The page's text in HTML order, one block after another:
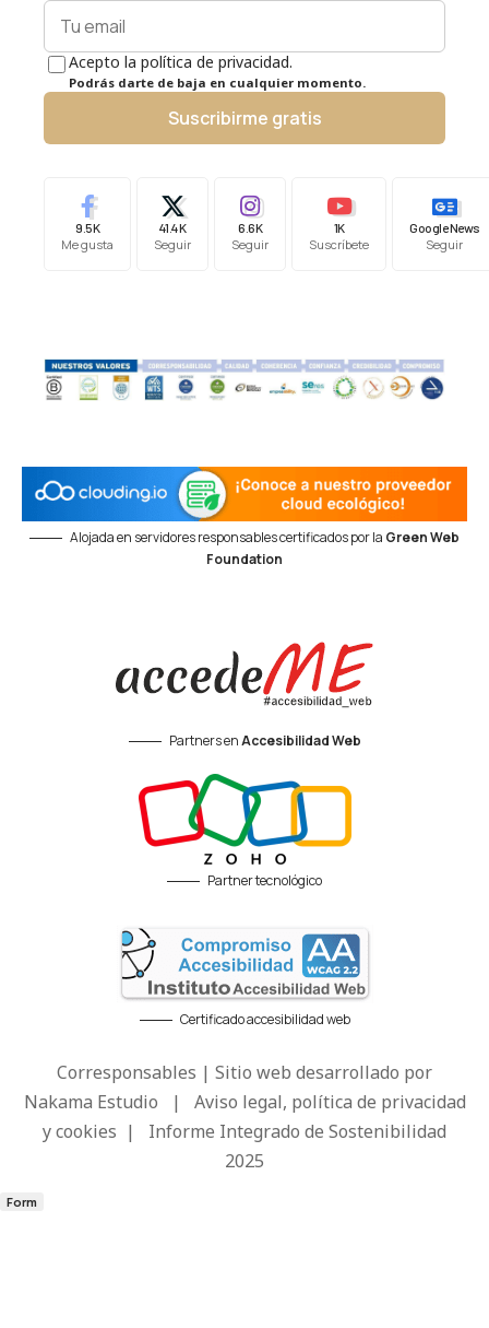
Acepto la política de privacidad.
Podrás darte de baja en cualquier momento.
Suscribirme gratis
9.5K
Me gusta
41.4K
Seguir
6.6K
Seguir
1K
Suscríbete
Google News
Seguir
Alojada en servidores responsables certificados por la Green Web
Foundation
Partners enAccesibilidad Web
Partner tecnológico
Certificado accesibilidad web
Corresponsables | Sitio web desarrollado por
Nakama Estudio | Aviso legal, política de privacidad
y cookies | Informe Integrado de Sostenibilidad
2025
Form